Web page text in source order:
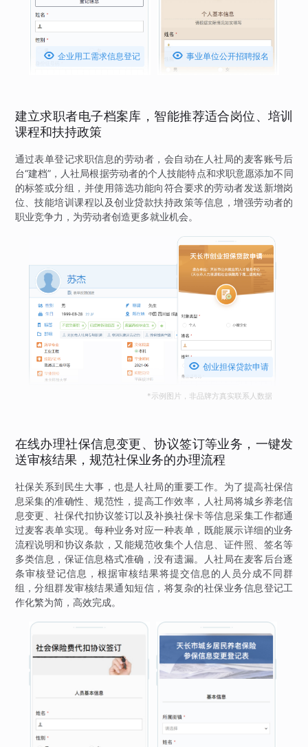
 企业用工需求信息登记
 事业单位公开招聘报名
建立求职者电子档案库，智能推荐适合岗位、培训
课程和扶持政策
通过表单登记求职信息的劳动者，会自动在人社局的麦客账号后
台“建档”，人社局根据劳动者的个人技能特点和求职意愿添加不同
的标签或分组，并使用筛选功能向符合要求的劳动者发送新增岗
位、技能培训课程以及创业贷款扶持政策等信息，增强劳动者的
职业竞争力，为劳动者创造更多就业机会。
 创业担保贷款申请
*示例图片，非品牌方真实联系人数据
在线办理社保信息变更、协议签订等业务，一键发
送审核结果，规范社保业务的办理流程
社保关系到民生大事，也是人社局的重要工作。为了提高社保信
息采集的准确性、规范性，提高工作效率，人社局将城乡养老信
息变更、社保代扣协议签订以及补换社保卡等信息采集工作都通
过麦客表单实现。每种业务对应一种表单，既能展示详细的业务
流程说明和协议条款，又能规范收集个人信息、证件照、签名等
多类信息，保证信息格式准确，没有遗漏。人社局在麦客后台逐
条审核登记信息，根据审核结果将提交信息的人员分成不同群
组，分组群发审核结果通知短信，将复杂的社保业务信息登记工
作化繁为简，高效完成。